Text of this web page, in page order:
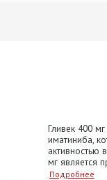
Гливек 400
иматиниба,
активностью
мг является
Подробнее